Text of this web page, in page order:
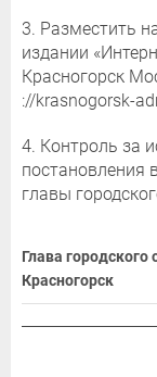
3. Разместить
издании
Красногорск
://krasnogorsk-
4. Контроль за
постановления
главы
Глава городского
Красногорск